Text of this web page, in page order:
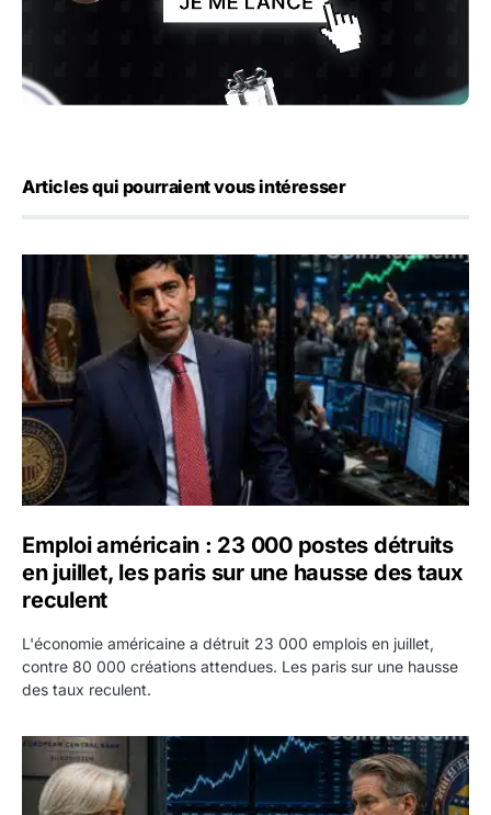
Articles qui pourraient vous intéresser
Emploi américain : 23 000 postes détruits en juillet, les
Emploi américain : 23 000 postes détruits
en juillet, les paris sur une hausse des taux
reculent
L'économie américaine a détruit 23 000 emplois en juillet,
contre 80 000 créations attendues. Les paris sur une hausse
des taux reculent.
Yen : Washington a vendu des euros sans prévenir la